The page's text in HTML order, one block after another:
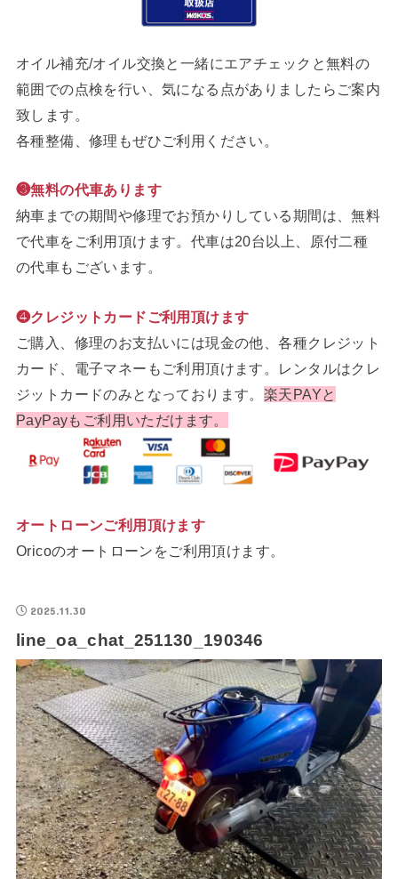
オイル補充/オイル交換と一緒にエアチェックと無料の
範囲での点検を行い、気になる点がありましたらご案内
致します。
各種整備、修理もぜひご利用ください。
❸無料の代車あります
納車までの期間や修理でお預かりしている期間は、無料
で代車をご利用頂けます。代車は20台以上、原付二種
の代車もございます。
❹クレジットカードご利用頂けます
ご購入、修理のお支払いには現金の他、各種クレジット
カード、電子マネーもご利用頂けます。レンタルはクレ
ジットカードのみとなっております。 楽天PAYと
PayPayもご利用いただけます。
オートローンご利用頂けます
Oricoのオートローンをご利用頂けます。
2025.11.30
line_oa_chat_251130_190346